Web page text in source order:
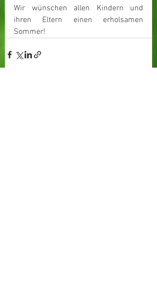
Wir wünschen allen Kindern und
ihren Eltern einen erholsamen
Sommer!